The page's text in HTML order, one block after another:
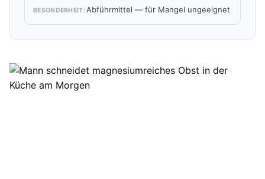
Abführmittel — für Mangel ungeeignet